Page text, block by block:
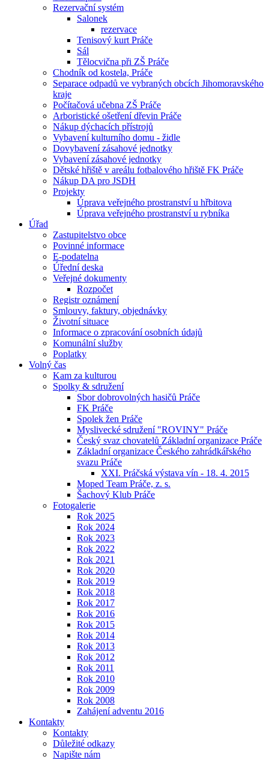
Rezervační systém
Salonek
rezervace
Tenisový kurt Práče
Sál
Tělocvična při ZŠ Práče
Chodník od kostela, Práče
Separace odpadů ve vybraných obcích Jihomoravského
kraje
Počítačová učebna ZŠ Práče
Arboristické ošetření dřevin Práče
Nákup dýchacích přístrojů
Vybavení kulturního domu - židle
Dovybavení zásahové jednotky
Vybavení zásahové jednotky
Dětské hřiště v areálu fotbalového hřiště FK Práče
Nákup DA pro JSDH
Projekty
Úprava veřejného prostranství u hřbitova
Úprava veřejného prostranství u rybníka
Úřad
Zastupitelstvo obce
Povinné informace
E-podatelna
Úřední deska
Veřejné dokumenty
Rozpočet
Registr oznámení
Smlouvy, faktury, objednávky
Životní situace
Informace o zpracování osobních údajů
Komunální služby
Poplatky
Volný čas
Kam za kulturou
Spolky & sdružení
Sbor dobrovolných hasičů Práče
FK Práče
Spolek žen Práče
Myslivecké sdružení "ROVINY" Práče
Český svaz chovatelů Základní organizace Práče
Základní organizace Českého zahrádkářského
svazu Práče
XXI. Práčská výstava vín - 18. 4. 2015
Moped Team Práče, z. s.
Šachový Klub Práče
Fotogalerie
Rok 2025
Rok 2024
Rok 2023
Rok 2022
Rok 2021
Rok 2020
Rok 2019
Rok 2018
Rok 2017
Rok 2016
Rok 2015
Rok 2014
Rok 2013
Rok 2012
Rok 2011
Rok 2010
Rok 2009
Rok 2008
Zahájení adventu 2016
Kontakty
Kontakty
Důležité odkazy
Napište nám